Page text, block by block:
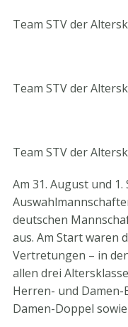
Team STV der
Team STV der
Team STV der
Am 31. August und
deutschen
aus. Am Start waren
Vertretungen – in
allen drei
Herren- und Damen-
Damen-Doppel